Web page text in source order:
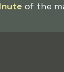
of the